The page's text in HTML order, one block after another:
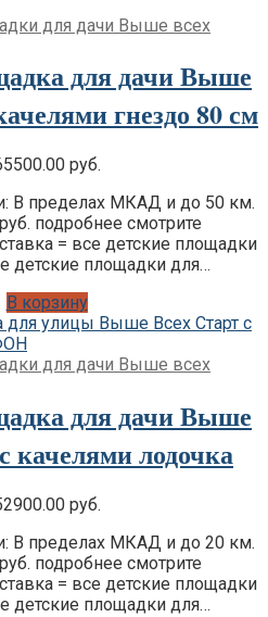
для дачи Выше всех
для дачи Выше
гнездо 80 см
руб.
В пределах МКАД и до 50 км.
подробнее смотрите
= все детские площадки
детские площадки для…
В корзину
для дачи Выше всех
для дачи Выше
качелями лодочка
руб.
В пределах МКАД и до 20 км.
подробнее смотрите
= все детские площадки
детские площадки для…